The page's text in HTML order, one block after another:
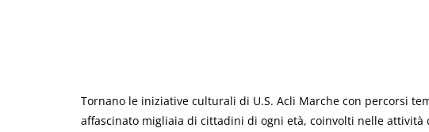
Tornano le iniziative culturali di U.S. Acli Marche con percorsi
affascinato migliaia di cittadini di ogni età, coinvolti nelle attività